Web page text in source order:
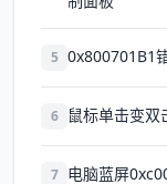
5 0x800701B1
6 鼠标单击变
7 电脑蓝屏